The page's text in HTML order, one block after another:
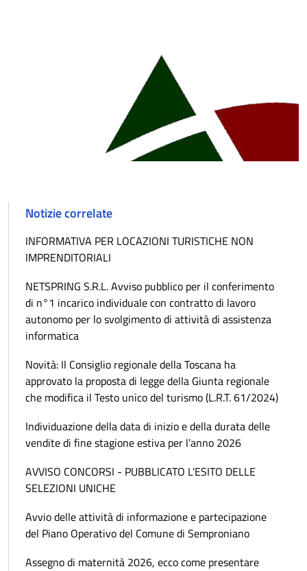
Notizie correlate
INFORMATIVA PER LOCAZIONI TURISTICHE NON
IMPRENDITORIALI
NETSPRING S.R.L. Avviso pubblico per il conferimento
di n°1 incarico individuale con contratto di lavoro
autonomo per lo svolgimento di attività di assistenza
informatica
Novità: Il Consiglio regionale della Toscana ha
approvato la proposta di legge della Giunta regionale
che modifica il Testo unico del turismo (L.R.T. 61/2024)
Individuazione della data di inizio e della durata delle
vendite di fine stagione estiva per l’anno 2026
AVVISO CONCORSI - PUBBLICATO L'ESITO DELLE
SELEZIONI UNICHE
Avvio delle attività di informazione e partecipazione
del Piano Operativo del Comune di Semproniano
Assegno di maternità 2026, ecco come presentare